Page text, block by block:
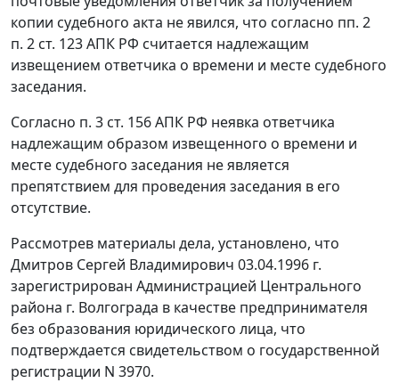
копии судебного акта не явился, что согласно пп. 2
п. 2 ст. 123АПК РФ считается надлежащим
извещением ответчика о времени и месте судебного
заседания.
Согласно п. 3 ст. 156АПК РФ неявка ответчика
надлежащим образом извещенного о времени и
месте судебного заседания не является
препятствием для проведения заседания в его
отсутствие.
Рассмотрев материалы дела, установлено, что
Дмитров Сергей Владимирович 03.04.1996 г.
зарегистрирован Администрацией Центрального
района г. Волгограда в качестве предпринимателя
без образования юридического лица, что
подтверждается свидетельством о государственной
регистрации N 3970.